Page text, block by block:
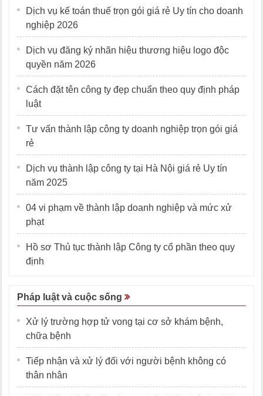
Dịch vụ kế toán thuế trọn gói giá rẻ Uy tín cho doanh
nghiệp 2026
Dịch vụ đăng ký nhãn hiệu thương hiệu logo độc
quyền năm 2026
Cách đặt tên công ty đẹp chuẩn theo quy định pháp
luật
Tư vấn thành lập công ty doanh nghiệp trọn gói giá
rẻ
Dịch vụ thành lập công ty tại Hà Nội giá rẻ Uy tín
năm 2025
04 vi phạm về thành lập doanh nghiệp và mức xử
phạt
Hồ sơ Thủ tục thành lập Công ty cổ phần theo quy
định
Pháp luật và cuộc sống
Xử lý trường hợp tử vong tại cơ sở khám bệnh,
chữa bệnh
Tiếp nhận và xử lý đối với người bệnh không có
thân nhân